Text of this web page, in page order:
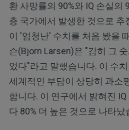
환 사망률의 90%와 IQ 손실의
층 국가에서 발생한 것으로 추
이 '엄청난' 수치를 처음 봤을
슨(Bjorn Larsen)은 "감히 그
었다"라고 말했습니다. 이 수
세계적인 부담이 상당히 과소
합니다. 이 연구에서 밝혀진
다 80% 더 높은 것으로 나타났